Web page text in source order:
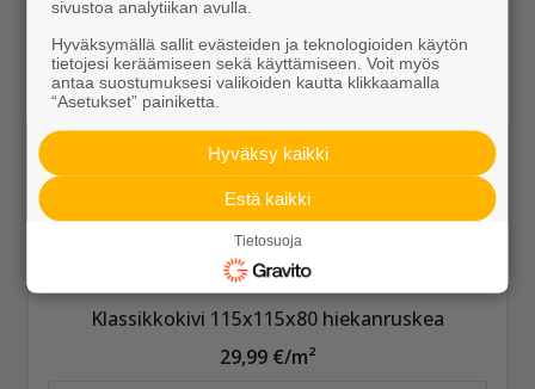
Klassikkokivi 115x115x80 hiekanruskea
29,99 €/m²
sivustoa analytiikan avulla.
Hyväksymällä sallit evästeiden ja teknologioiden käytön
tietojesi keräämiseen sekä käyttämiseen. Voit myös
antaa suostumuksesi valikoiden kautta klikkaamalla
“Asetukset” painiketta.
Hyväksy kaikki
Estä kaikki
Tietosuoja